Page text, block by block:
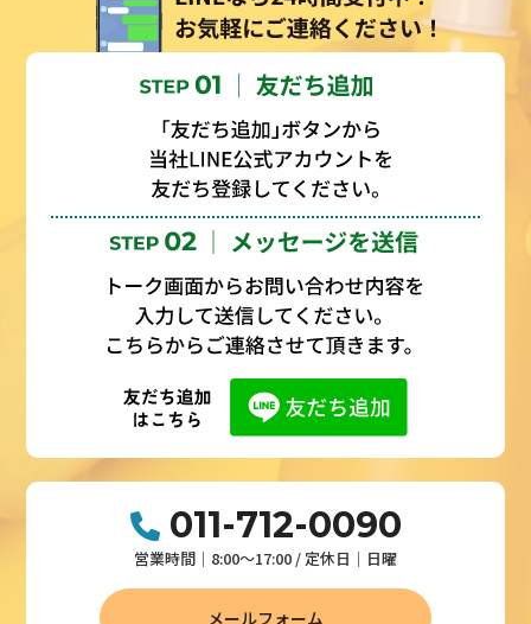
011-712-0090
営業時間│8:00～17:00 / 定休日│日曜
メールフォーム